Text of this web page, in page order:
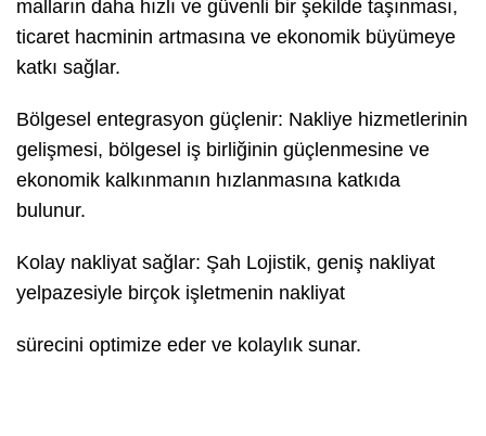
malların daha hızlı ve güvenli bir şekilde taşınması,
ticaret hacminin artmasına ve ekonomik büyümeye
katkı sağlar.
Bölgesel entegrasyon güçlenir: Nakliye hizmetlerinin
gelişmesi, bölgesel iş birliğinin güçlenmesine ve
ekonomik kalkınmanın hızlanmasına katkıda
bulunur.
Kolay nakliyat sağlar: Şah Lojistik, geniş nakliyat
yelpazesiyle birçok işletmenin nakliyat
sürecini optimize eder ve kolaylık sunar.